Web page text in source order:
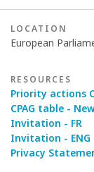
LOCATION
European
RESOURCES
Priority actions
CPAG table -
Invitation - FR
Invitation - ENG
Privacy